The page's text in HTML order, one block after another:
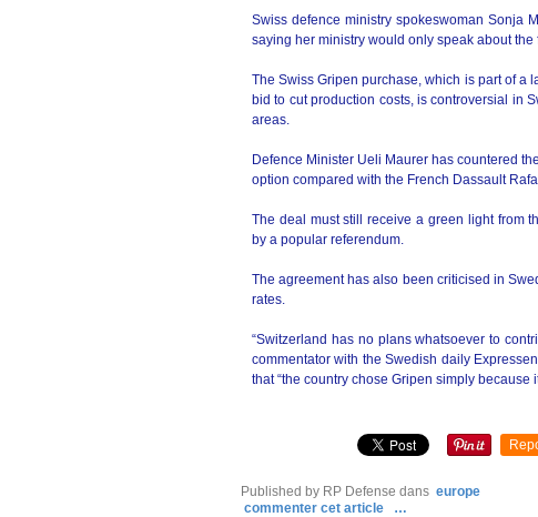
Swiss defence ministry spokeswoman Sonja
saying her ministry would only speak about
The Swiss Gripen purchase, which is part of a
bid to cut production costs, is controversial in
areas.
Defence Minister Ueli Maurer has countered
option compared with the French Dassault
The deal must still receive a green light from
by a popular referendum.
The agreement has also been criticised in
rates.
“Switzerland has no plans whatsoever to
commentator with the Swedish daily
that “the country chose Gripen simply because
Published by RP Defense dans europe
commenter cet article
…